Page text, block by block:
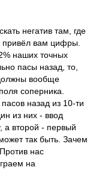
негатив там, где
вам цифры.
наших точных
пасы назад, то,
вообще
соперника.
назад из 10-ти
из них - ввод
а второй - первый
так быть. Зачем
нас
на